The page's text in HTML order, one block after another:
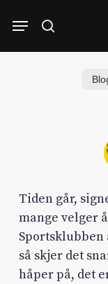
search
Menu
Tiden går,
mange velger
Sportsklubben
så skjer det
håper på, det